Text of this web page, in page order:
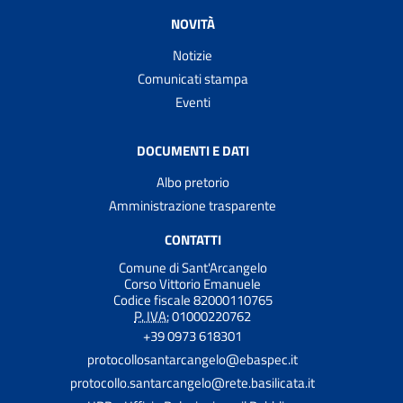
NOVITÀ
Notizie
Comunicati stampa
Eventi
DOCUMENTI E DATI
Albo pretorio
Amministrazione trasparente
CONTATTI
Comune di Sant'Arcangelo
Corso Vittorio Emanuele
Codice fiscale 82000110765
P. IVA:01000220762
+39 0973 618301
protocollosantarcangelo@ebaspec.it
protocollo.santarcangelo@rete.basilicata.it